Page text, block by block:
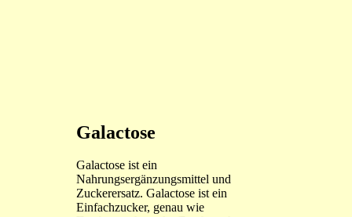
Galactose
Galactose ist ein
Nahrungsergänzungsmittel und
Zuckerersatz. Galactose ist ein
Einfachzucker, genau wie